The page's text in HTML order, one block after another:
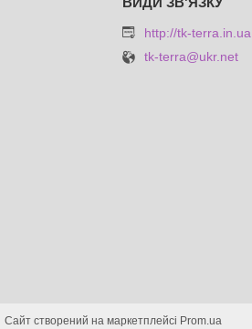
http://tk-terra.in.ua
tk-terra@ukr.net
Сайт створений на маркетплейсі Prom.ua